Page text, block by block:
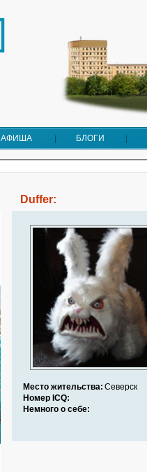
АФИША БЛОГИ
Duffer:
Место жительства: Северск
Номер ICQ:
Немного о себе: